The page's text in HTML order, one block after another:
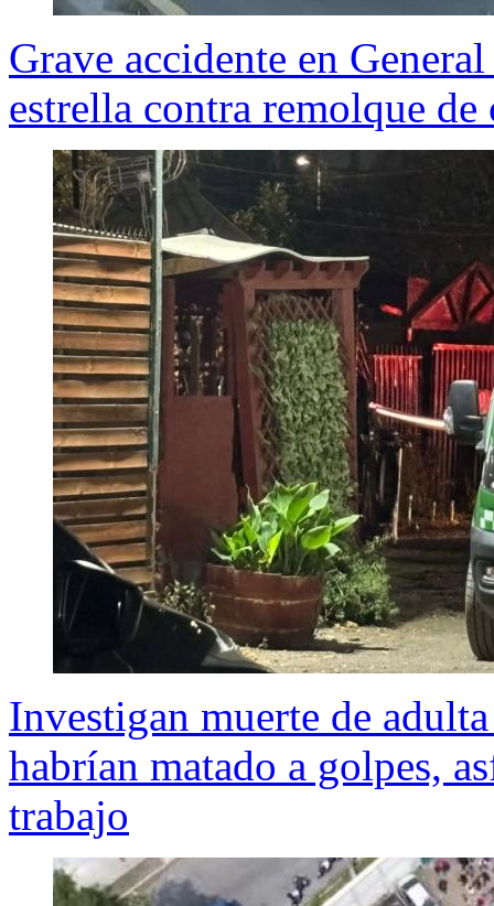
Grave accidente en
estrella contra remolque de
Investigan muerte de
habrían matado a golpes,
trabajo